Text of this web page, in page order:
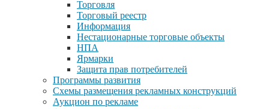
Торговля
Торговый реестр
Информация
Нестационарные торговые объекты
НПА
Ярмарки
Защита прав потребителей
Программы развития
Схемы размещения рекламных конструкций
Аукцион по рекламе